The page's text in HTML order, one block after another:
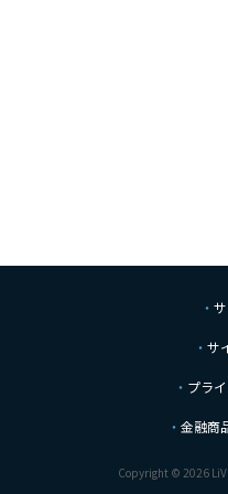
サ
プラ
金融商
Copyright © 2026